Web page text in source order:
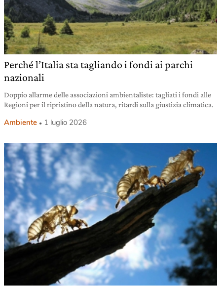
Perché l’Italia sta tagliando i fondi ai parchi
nazionali
Doppio allarme delle associazioni ambientaliste: tagliati i fondi alle
Regioni per il ripristino della natura, ritardi sulla giustizia climatica.
Ambiente 1 luglio 2026